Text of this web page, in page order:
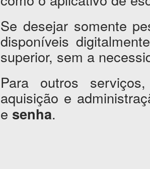
Se desejar somente
disponíveis
superior, sem a
Para outros
aquisição e
e senha.